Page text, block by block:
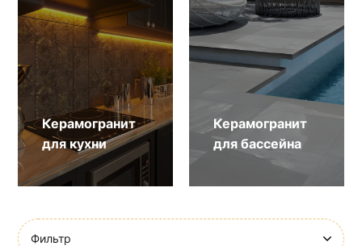
Керамогранит
для кухни
Керамогранит
для бассейна
Фильтр